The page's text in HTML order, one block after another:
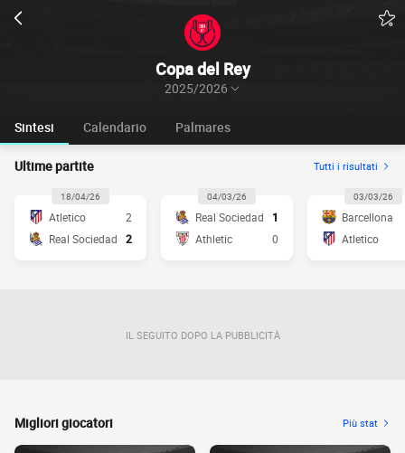
Copa del Rey
2025/2026
Sintesi Calendario Palmares
Ultime partite Tutti i risultati
18/04/26
Atletico
2
Real Sociedad
2
04/03/26
Real Sociedad
1
Athletic
0
03/03/26
Barcellona
Atletico
IL SEGUITO DOPO LA PUBBLICITÀ
Migliori giocatori Più stat